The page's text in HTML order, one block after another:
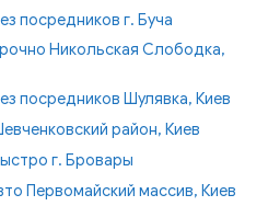
посредников г. Буча
Никольская Слободка,
посредников Шулявка, Киев
район, Киев
г. Бровары
Первомайский массив, Киев